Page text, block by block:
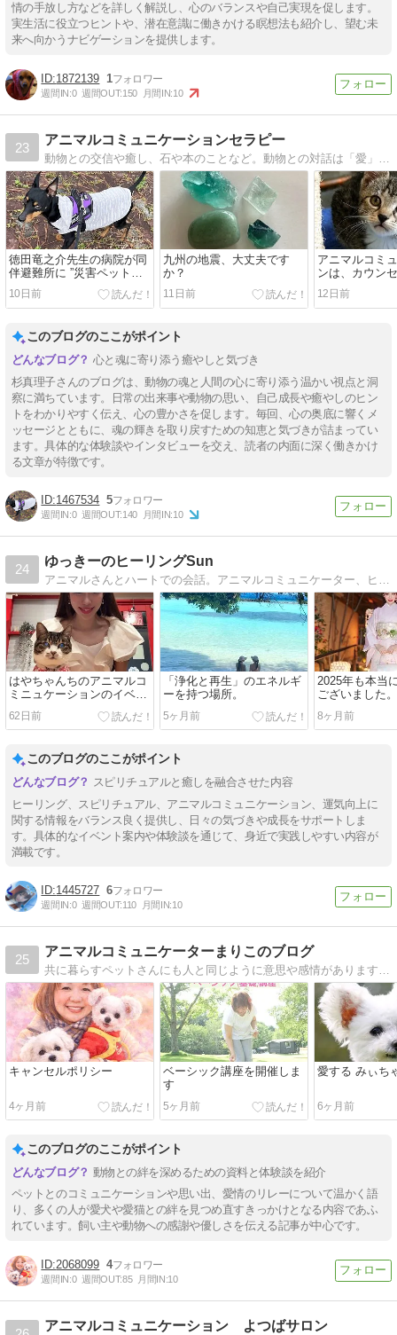
情の手放し方などを詳しく解説し、心のバランスや自己実現を促します。
実生活に役立つヒントや、潜在意識に働きかける瞑想法も紹介し、望む未
来へ向かうナビゲーションを提供します。
1872139 1
週間IN:0 週間OUT:150 月間IN:10
23
アニマルコミュニケーションセラピー
徳田竜之介先生の病院が同
伴避難所に ”災害ペットの
ために熊本から地震の現状
をお伝えします”
10日前
九州の地震、大丈夫です
か？
11日前
アニマルコミ
ンは、カウン
ービスだと思
12日前
このブログのここがポイント
心と魂に寄り添う癒やしと気づき
杉真理子さんのブログは、動物の魂と人間の心に寄り添う温かい視点と洞
察に満ちています。日常の出来事や動物の思い、自己成長や癒やしのヒン
トをわかりやすく伝え、心の豊かさを促します。毎回、心の奥底に響くメ
ッセージとともに、魂の輝きを取り戻すための知恵と気づきが詰まってい
ます。具体的な体験談やインタビューを交え、読者の内面に深く働きかけ
る文章が特徴です。
1467534 5
週間IN:0 週間OUT:140 月間IN:10
24
ゆっきーのヒーリングSun
アニマルさんとハートでの会話。アニマルコミュニケーター、ヒーラーのゆっきーです。
はやちゃんちのアニマルコ
ミニュケーションのイベン
62日前
「浄化と再生」のエネルギ
ーを持つ場所。
5ヶ月前
2025年も本当
ございました。
8ヶ月前
このブログのここがポイント
スピリチュアルと癒しを融合させた内容
ヒーリング、スピリチュアル、アニマルコミュニケーション、運気向上に
関する情報をバランス良く提供し、日々の気づきや成長をサポートしま
す。具体的なイベント案内や体験談を通じて、身近で実践しやすい内容が
満載です。
1445727 6
週間IN:0 週間OUT:110 月間IN:10
25
アニマルコミュニケーターまりこのブログ
共に暮らすペットさんにも人と同じように意思や感情があります。ペットさんの気持ちが知れたら、そして保護者様の気持ちを伝えられたらもっと幸せな毎日になるかもしれません。ペットさんと保護者様のオブザーバーとしてお手伝いさせていただきます。
キャンセルポリシー
4ヶ月前
ベーシック講座を開催しま
す
5ヶ月前
愛する みぃち
6ヶ月前
このブログのここがポイント
動物との絆を深めるための資料と体験談を紹介
ペットとのコミュニケーションや思い出、愛情のリレーについて温かく語
り、多くの人が愛犬や愛猫との絆を見つめ直すきっかけとなる内容であふ
れています。飼い主や動物への感謝や優しさを伝える記事が中心です。
2068099 4
週間IN:0 週間OUT:85 月間IN:10
アニマルコミュニケーション よつばサロン